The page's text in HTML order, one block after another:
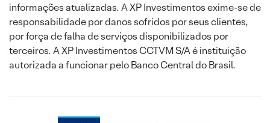
informações atualizadas. A XP Investimentos exime-se de
responsabilidade por danos sofridos por seus clientes,
por força de falha de serviços disponibilizados por
terceiros. A XP Investimentos CCTVM S/A é instituição
autorizada a funcionar pelo Banco Central do Brasil.